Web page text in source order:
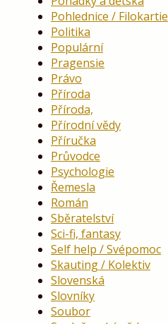
Pohlednice / Filokartie
Politika
Populární
Pragensie
Právo
Příroda
Příroda,
Přírodní vědy
Příručka
Průvodce
Psychologie
Řemesla
Román
Sběratelství
Sci-fi, fantasy
Self help / Svépomoc
Skauting / Kolektiv
Slovenská
Slovníky
Soubor